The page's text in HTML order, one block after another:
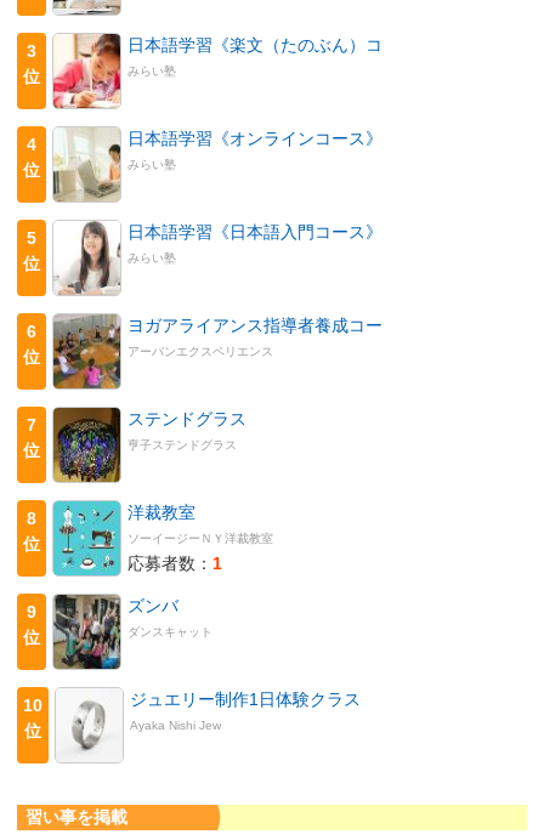
3
位
日本語学習《楽文（たのぶん）コ
みらい塾
4
位
日本語学習《オンラインコース》
みらい塾
5
位
日本語学習《日本語入門コース》
みらい塾
6
位
ヨガアライアンス指導者養成コー
アーバンエクスペリエンス
7
位
ステンドグラス
亨子ステンドグラス
8
位
洋裁教室
ソーイージーＮＹ洋裁教室
応募者数： 1
9
位
ズンバ
ダンスキャット
10
位
ジュエリー制作1日体験クラス
Ayaka Nishi Jew
習い事を掲載